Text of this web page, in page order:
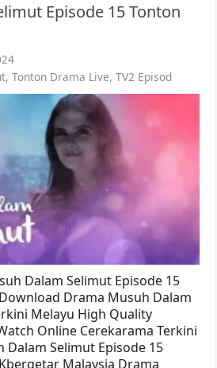
Episode 15 Tonton
,Tonton Drama Live,TV2 Episod
Dalam Selimut Episode 15
Drama Musuh Dalam
Melayu High Quality
Online Cerekarama Terkini
Dalam Selimut Episode 15
Malaysia Drama